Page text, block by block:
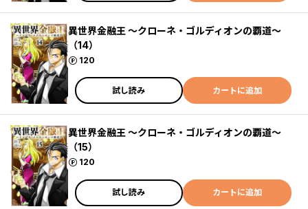
異世界金融王 ～クローネ・ゴルディオンの覇道～
（14）
120
ポイント
試し読み カートに追加
異世界金融王 ～クローネ・ゴルディオンの覇道～
（15）
120
ポイント
試し読み カートに追加